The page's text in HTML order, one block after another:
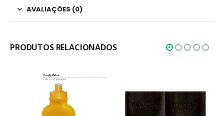
AVALIAÇÕES (0)
PRODUTOS RELACIONADOS